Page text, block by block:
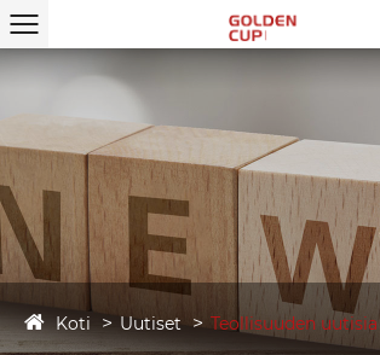
Koti Uutiset Teollisuuden uutisia